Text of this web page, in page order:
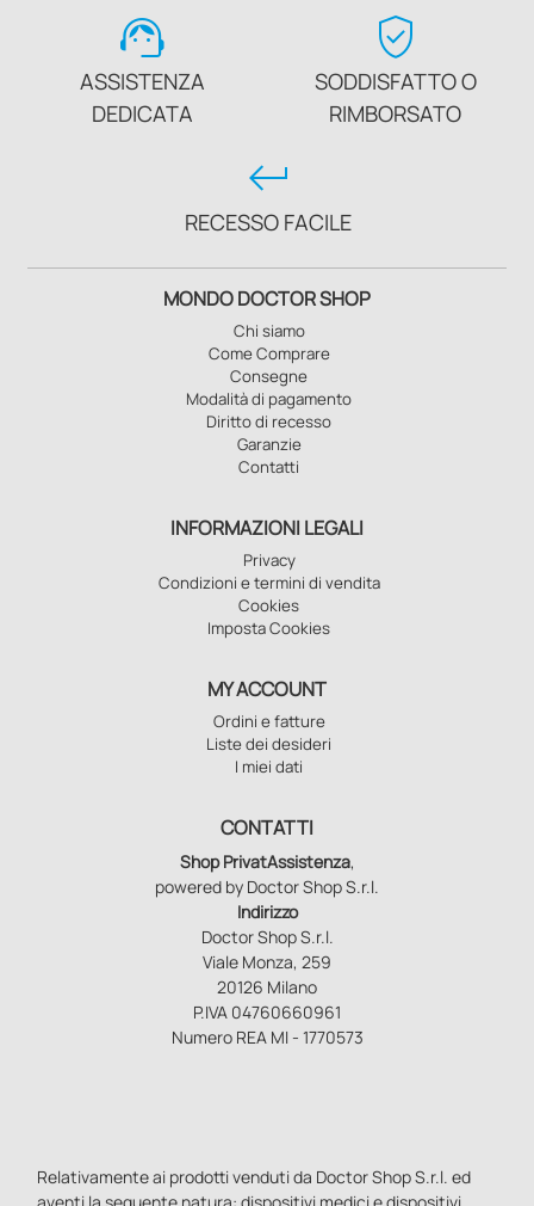
support_agent
ASSISTENZA
DEDICATA
verified_user
SODDISFATTO O
RIMBORSATO
keyboard_return
RECESSO FACILE
MONDO DOCTOR SHOP
Chi siamo
Come Comprare
Consegne
Modalità di pagamento
Diritto di recesso
Garanzie
Contatti
INFORMAZIONI LEGALI
Privacy
Condizioni e termini di vendita
Cookies
Imposta Cookies
MY ACCOUNT
Ordini e fatture
Liste dei desideri
I miei dati
CONTATTI
Shop PrivatAssistenza,
powered by Doctor Shop S.r.l.
Indirizzo
Doctor Shop S.r.l.
Viale Monza, 259
20126 Milano
P.IVA 04760660961
Numero REA MI - 1770573
Relativamente ai prodotti venduti da Doctor Shop S.r.l. ed
aventi la seguente natura: dispositivi medici e dispositivi